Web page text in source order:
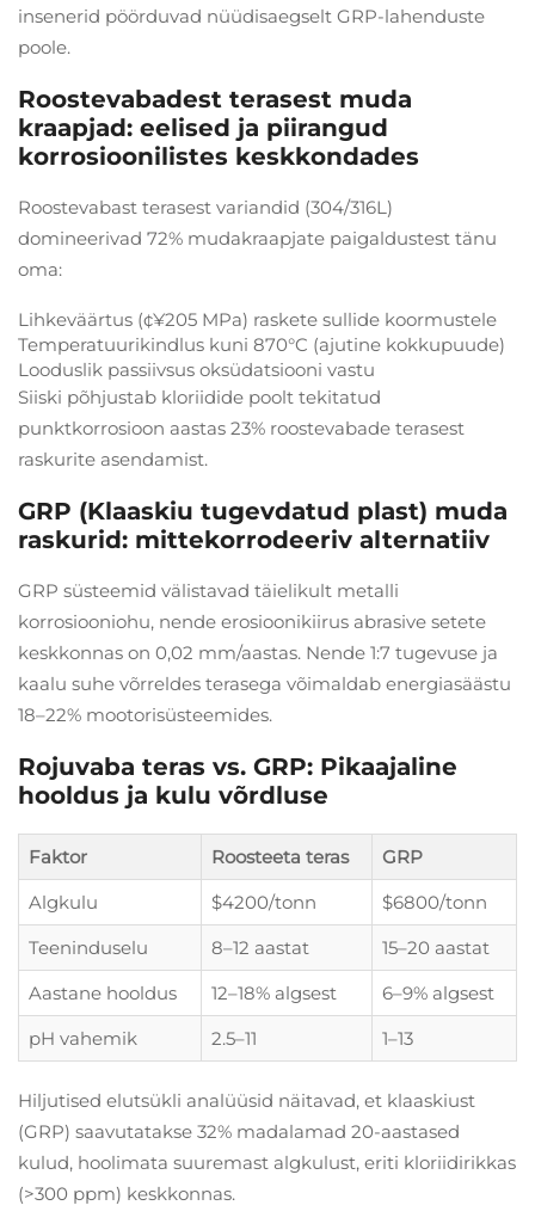
insenerid pöörduvad nüüdisaegselt GRP-lahenduste
poole.
Roostevabadest terasest muda
kraapjad: eelised ja piirangud
korrosioonilistes keskkondades
Roostevabast terasest variandid (304/316L)
domineerivad 72% mudakraapjate paigaldustest tänu
oma:
Lihkeväärtus (¢¥205 MPa) raskete sullide koormustele
Temperatuurikindlus kuni 870°C (ajutine kokkupuude)
Looduslik passiivsus oksüdatsiooni vastu
Siiski põhjustab kloriidide poolt tekitatud
punktkorrosioon aastas 23% roostevabade terasest
raskurite asendamist.
GRP (Klaaskiu tugevdatud plast) muda
raskurid: mittekorrodeeriv alternatiiv
GRP süsteemid välistavad täielikult metalli
korrosiooniohu, nende erosioonikiirus abrasive setete
keskkonnas on 0,02 mm/aastas. Nende 1:7 tugevuse ja
kaalu suhe võrreldes terasega võimaldab energiasäästu
18–22% mootorisüsteemides.
Rojuvaba teras vs. GRP: Pikaajaline
hooldus ja kulu võrdluse
Faktor Roosteeta teras
GRP
Algkulu
$4200/tonn
$6800/tonn
Teeninduselu
8–12 aastat
15–20 aastat
Aastane hooldus
12–18% algsest
6–9% algsest
pH vahemik
2.5–11 1–13
Hiljutised elutsükli analüüsid näitavad, et klaaskiust
(GRP) saavutatakse 32% madalamad 20-aastased
kulud, hoolimata suuremast algkulust, eriti kloriidirikkas
(>300 ppm) keskkonnas.